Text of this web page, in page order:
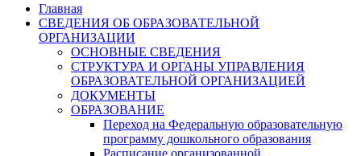
Главная
СВЕДЕНИЯ ОБ ОБРАЗОВАТЕЛЬНОЙ
ОРГАНИЗАЦИИ
ОСНОВНЫЕ СВЕДЕНИЯ
СТРУКТУРА И ОРГАНЫ УПРАВЛЕНИЯ
ОБРАЗОВАТЕЛЬНОЙ ОРГАНИЗАЦИЕЙ
ДОКУМЕНТЫ
ОБРАЗОВАНИЕ
Переход на Федеральную образовательную
программу дошкольного образования
Расписание организованной